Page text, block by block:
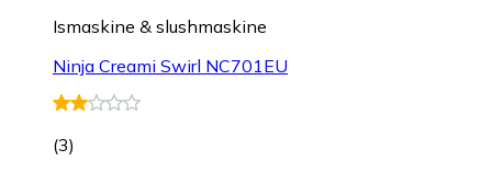
Ismaskine & slushmaskine
Ninja Creami Swirl NC701EU
(3)